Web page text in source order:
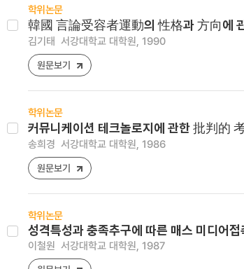
학위논문
韓國 言論受容者運動의 性格과 方向에
김기태 서강대학교 대학원, 1990
원문보기
학위논문
커뮤니케이션 테크놀로지에 관한 批判的
송희경 서강대학교 대학원, 1986
원문보기
학위논문
성격특성과 충족추구에 따른 매스 미디어접
이철원 서강대학교 대학원, 1987